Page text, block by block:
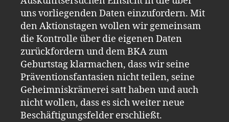
uns vorliegenden Daten einzufordern. Mit
den Aktionstagen wollen wir gemeinsam
die Kontrolle über die eigenen Daten
zurückfordern und dem BKA zum
Geburtstag klarmachen, dass wir seine
Präventionsfantasien nicht teilen, seine
Geheimniskrämerei satt haben und auch
nicht wollen, dass es sich weiter neue
Beschäftigungsfelder erschließt.